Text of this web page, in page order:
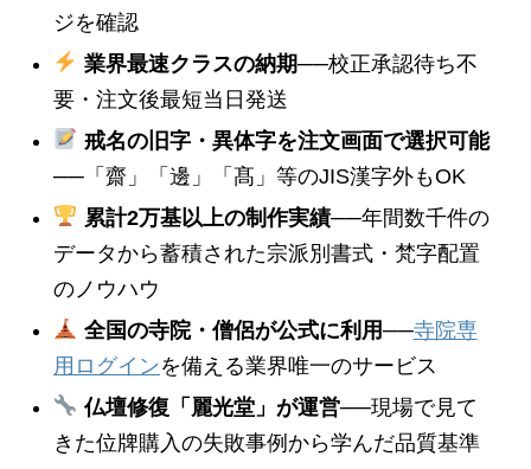
ジを確認
業界最速クラスの納期──校正承認待ち不
要・注文後最短当日発送
戒名の旧字・異体字を注文画面で選択可能
──「齋」「邊」「髙」等のJIS漢字外もOK
累計2万基以上の制作実績──年間数千件の
データから蓄積された宗派別書式・梵字配置
のノウハウ
全国の寺院・僧侶が公式に利用──寺院専
用ログインを備える業界唯一のサービス
仏壇修復「麗光堂」が運営──現場で見て
きた位牌購入の失敗事例から学んだ品質基準